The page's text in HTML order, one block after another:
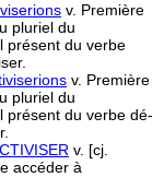
v. Première
pluriel du
présent du verbe
v. Première
pluriel du
présent du verbe dé-
v. [cj.
accéder à